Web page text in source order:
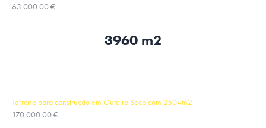
63 000.00 €
3960 m2
Terreno para construção em Outeiro Seco com 2504m2
170 000.00 €